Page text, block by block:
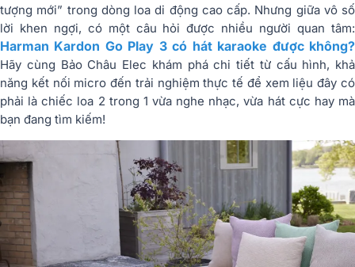
tượng mới” trong dòng loa di động cao cấp. Nhưng giữa vô số
lời khen ngợi, có một câu hỏi được nhiều người quan tâm:
Harman Kardon Go Play 3 có hát karaoke được không?
Hãy cùng Bảo Châu Elec khám phá chi tiết từ cấu hình, khả
năng kết nối micro đến trải nghiệm thực tế để xem liệu đây có
phải là chiếc loa 2 trong 1 vừa nghe nhạc, vừa hát cực hay mà
bạn đang tìm kiếm!